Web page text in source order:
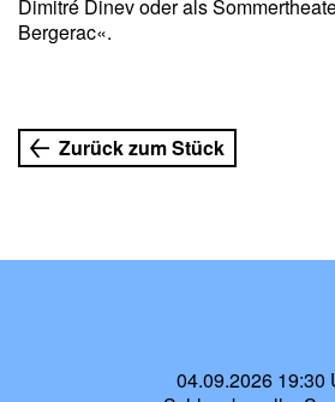
Dimitré Dinev oder als
Bergerac«.
Zurück zum Stück
04.09.2026 19:30